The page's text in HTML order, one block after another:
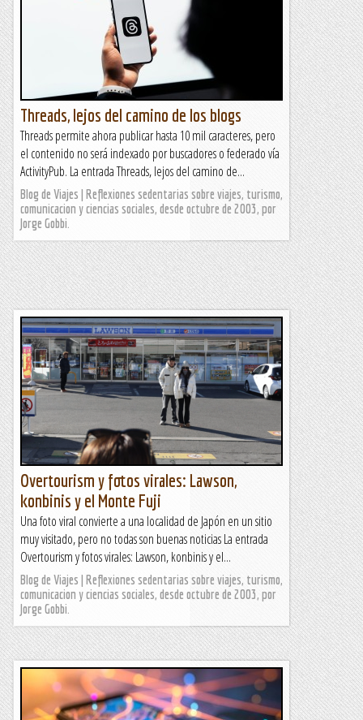
Threads, lejos del camino de los blogs
Threads permite ahora publicar hasta 10 mil caracteres, pero
el contenido no será indexado por buscadores o federado vía
ActivityPub. La entrada Threads, lejos del camino de...
Blog de Viajes | Reflexiones sedentarias sobre viajes, turismo,
comunicacion y ciencias sociales, desde octubre de 2003, por
Jorge Gobbi.
Overtourism y fotos virales: Lawson,
konbinis y el Monte Fuji
Una foto viral convierte a una localidad de Japón en un sitio
muy visitado, pero no todas son buenas noticias La entrada
Overtourism y fotos virales: Lawson, konbinis y el...
Blog de Viajes | Reflexiones sedentarias sobre viajes, turismo,
comunicacion y ciencias sociales, desde octubre de 2003, por
Jorge Gobbi.